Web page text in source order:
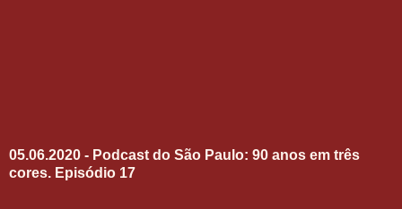
05.06.2020 - Podcast do São Paulo: 90 anos em três
cores. Episódio 17